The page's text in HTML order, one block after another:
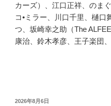
カーズ）、江口正祥、のま
コ•ミラー、川口千里、樋
つ、坂崎幸之助（The
康治、鈴木孝彦、王子楽団
投
2026年8月6日